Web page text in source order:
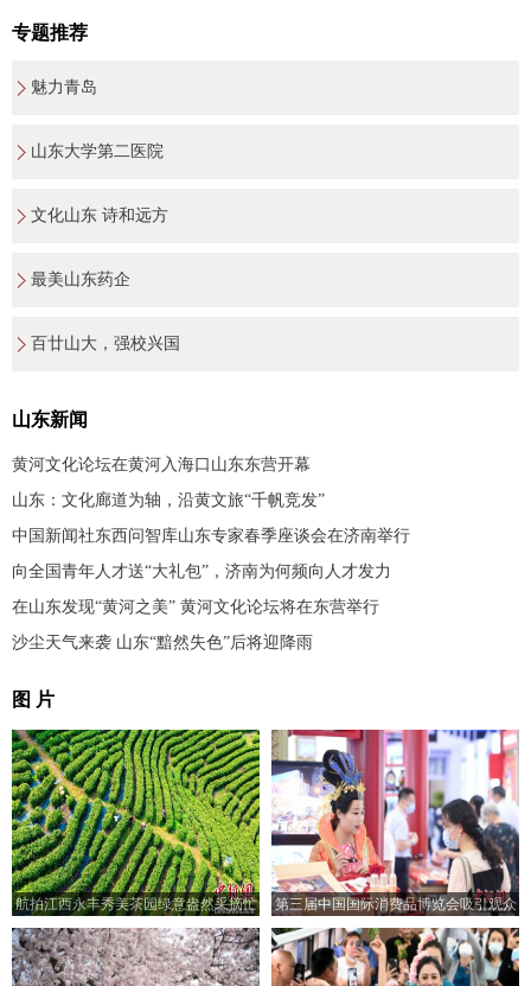
专题推荐
魅力青岛
山东大学第二医院
文化山东 诗和远方
最美山东药企
百廿山大，强校兴国
山东新闻
黄河文化论坛在黄河入海口山东东营开幕
山东：文化廊道为轴，沿黄文旅“千帆竞发”
中国新闻社东西问智库山东专家春季座谈会在济南举行
向全国青年人才送“大礼包”，济南为何频向人才发力
在山东发现“黄河之美” 黄河文化论坛将在东营举行
沙尘天气来袭 山东“黯然失色”后将迎降雨
图 片
航拍江西永丰秀美茶园绿意盎然采摘忙 第三届中国国际消费品博览会吸引观众